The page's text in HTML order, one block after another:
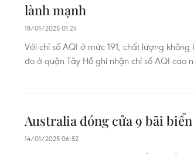
lành mạnh
18/01/2025 01:24
Với chỉ số AQI ở mức 191, chất lượng
đo ở quận Tây Hồ ghi nhận chỉ số AQI cao
Australia đóng cửa 9 bãi
14/01/2025 06:52